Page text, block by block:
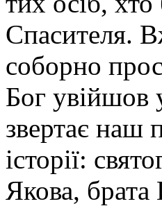
Спасителя.
соборно
Бог увійшов
звертає наш
історії:
Якова, брата